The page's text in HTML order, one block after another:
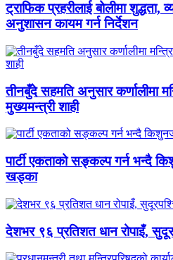
ट्राफिक प्रहरीलाई बोलीमा शुद्धता,
अनुशासन कायम गर्न निर्देशन
तीनबुँदे सहमति अनुसार कर्णालीमा
मुख्यमन्त्री शाही
पार्टी एकताको सङ्कल्प गर्न भन्दै
खड्का
देशभर ९६ प्रतिशत धान रोपाइँ,